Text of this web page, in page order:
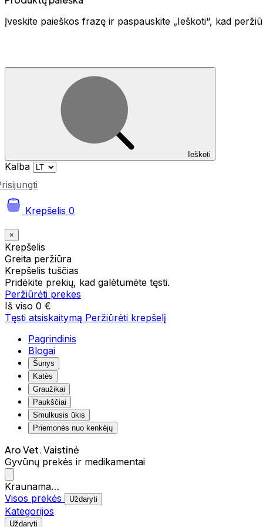
Įveskite paieškos frazę ir paspauskite „Ieškoti“, kad
Ieškoti
Kalba
Krepšelis 0
×
Krepšelis
Greita peržiūra
Krepšelis tuščias
Pridėkite prekių, kad galėtumėte tęsti.
Peržiūrėti prekes
Iš viso 0 €
Tęsti atsiskaitymą Peržiūrėti krepšelį
Pagrindinis
Blogai
Šunys
Katės
Graužikai
Paukščiai
Smulkusis ūkis
Priemonės nuo kenkėjų
Aro Vet. Vaistinė
Gyvūnų prekės ir medikamentai
Kraunama…
Visos prekės
Uždaryti
Kategorijos
Uždaryti